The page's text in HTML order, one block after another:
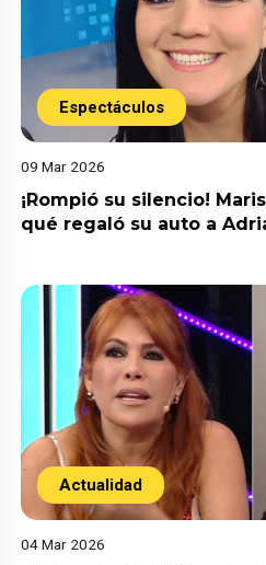
Espectáculos
09 Mar 2026
¡Rompió su silencio!
qué regaló su auto a
Actualidad
04 Mar 2026